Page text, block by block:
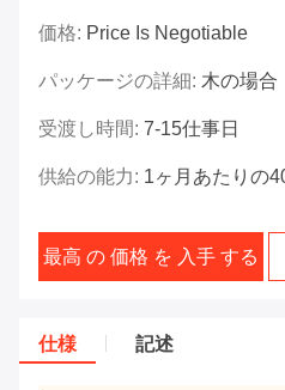
価格: Price Is Negotiable
パッケージの詳細: 木の場合
受渡し時間: 7-15仕事日
供給の能力: 1ヶ月あたりの
最高 の 価格 を 入手 する
仕様 記述